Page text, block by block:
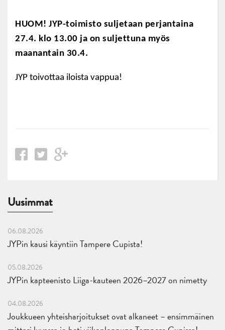
HUOM! JYP-toimisto suljetaan perjantaina
27.4. klo 13.00 ja on suljettuna myös
maanantain 30.4.
JYP toivottaa iloista vappua!
Uusimmat
06.08.2026
JYPin kausi käyntiin Tampere Cupista!
05.08.2026
JYPin kapteenisto Liiga-kauteen 2026–2027 on nimetty
04.08.2026
Joukkueen yhteisharjoitukset ovat alkaneet – ensimmäinen